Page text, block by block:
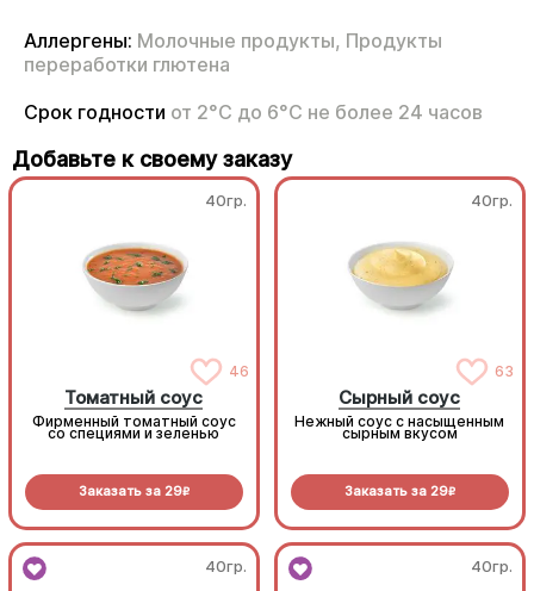
Аллергены: Молочные продукты, Продукты
переработки глютена
Срок годности от 2°С до 6°С не более 24 часов
Добавьте к своему заказу
40гр.
46
Томатный соус
Фирменный томатный соус
со специями и зеленью
Заказать за 29R
40гр.
63
Сырный соус
Нежный соус с насыщенным
сырным вкусом
Заказать за 29R
40гр. 40гр.